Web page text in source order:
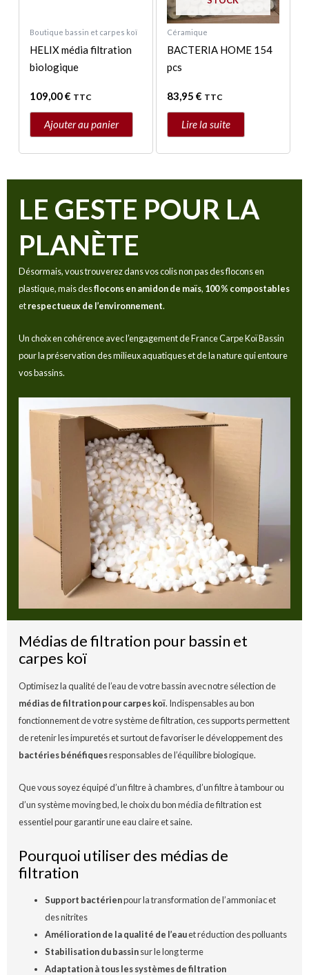
Boutique bassin et carpes koï
HELIX média filtration
biologique
109,00€ TTC
Ajouter au panier
Céramique
BACTERIA HOME 154
pcs
83,95 € TTC
Lire la suite
LE GESTE POUR LA
PLANÈTE
Désormais, vous trouverez dans vos colis non pas des flocons en
plastique, mais desflocons en amidon de maïs, 100 % compostables
etrespectueux de l’environnement.
Un choix en cohérence avec l’engagement de France Carpe Koï Bassin
pour la préservation des milieux aquatiques et de la nature qui entoure
vos bassins.
Médias de filtration pour bassin et
carpes koï
Optimisez la qualité de l’eau de votre bassin avec notre sélection de
médias de filtration pour carpes koï. Indispensables au bon
fonctionnement de votre système de filtration, ces supports permettent
de retenir les impuretés et surtout de favoriser le développement des
bactéries bénéfiquesresponsables de l’équilibre biologique.
Que vous soyez équipé d’un filtre à chambres, d’un filtre à tambour ou
d’un système moving bed, le choix du bon média de filtration est
essentiel pour garantir une eau claire et saine.
Pourquoi utiliser des médias de
filtration
Support bactérienpour la transformation de l’ammoniac et
des nitrites
Amélioration de la qualité de l’eauet réduction des polluants
Stabilisation du bassinsur le long terme
Adaptation à tous les systèmes de filtration